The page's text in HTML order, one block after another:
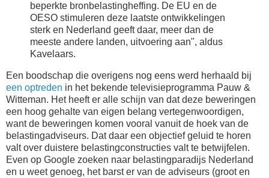
beperkte bronbelastingheffing. De EU en de
OESO stimuleren deze laatste ontwikkelingen
sterk en Nederland geeft daar, meer dan de
meeste andere landen, uitvoering aan", aldus
Kavelaars.
Een boodschap die overigens nog eens werd herhaald bij
een optreden in het bekende televisieprogramma Pauw &
Witteman. Het heeft er alle schijn van dat deze beweringen
een hoog gehalte van eigen belang vertegenwoordigen,
want de beweringen komen vooral vanuit de hoek van de
belastingadviseurs. Dat daar een objectief geluid te horen
valt over duistere belastingconstructies valt te betwijfelen.
Even op Google zoeken naar belastingparadijs Nederland
en u weet genoeg, het barst er van de adviseurs (groot en